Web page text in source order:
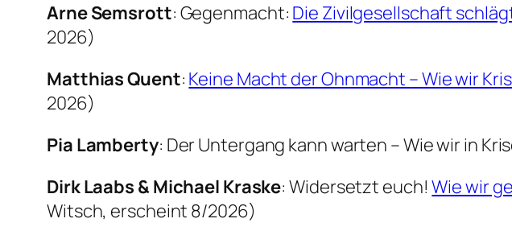
Arne Semsrott: Gegenmacht: Die Zivilgesellschaft
2026)
Matthias Quent: Keine Macht der Ohnmacht – Wie wir
2026)
Pia Lamberty: Der Untergang kann warten – Wie wir in
Dirk Laabs & Michael Kraske: Widersetzt euch!Wie wir
Witsch, erscheint 8/2026)